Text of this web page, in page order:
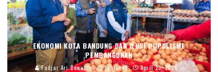
EKONOMI KOTA BANDUNG DAN ILUSI POPULISME
PEMBANGUNAN
Fadjar Ari Dewanto Featured April 23, 2026